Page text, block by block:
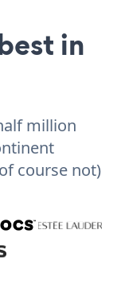
in
million
course not)